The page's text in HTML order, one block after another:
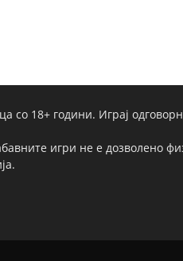
со 18+ години. Играј
игри не е дозволено